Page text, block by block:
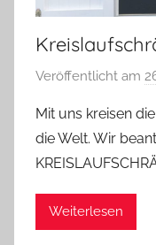
Veröffentlicht am
Mit uns kreisen
die Welt. Wir
Weiterlesen